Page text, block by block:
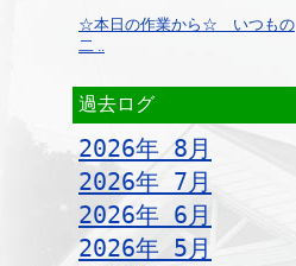
☆本日の作業から☆ いつもの
二 ..
過去ログ
2026年 8月
2026年 7月
2026年 6月
2026年 5月